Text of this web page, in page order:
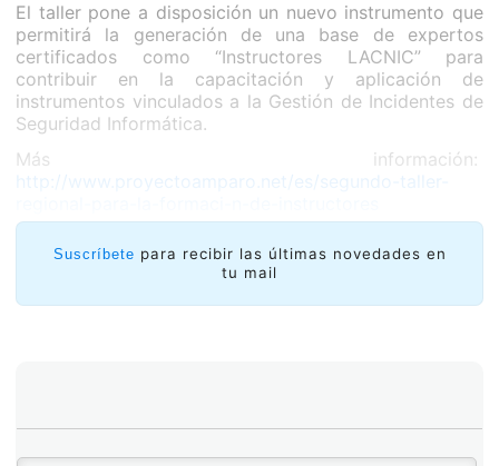
El taller pone a disposición un nuevo instrumento que
permitirá la generación de una base de expertos
certificados como “Instructores LACNIC” para
contribuir en la capacitación y aplicación de
instrumentos vinculados a la Gestión de Incidentes de
Seguridad Informática.
Más información:
http://www.proyectoamparo.net/es/segundo-taller-
Suscríbete para recibir las últimas novedades en
tu mail